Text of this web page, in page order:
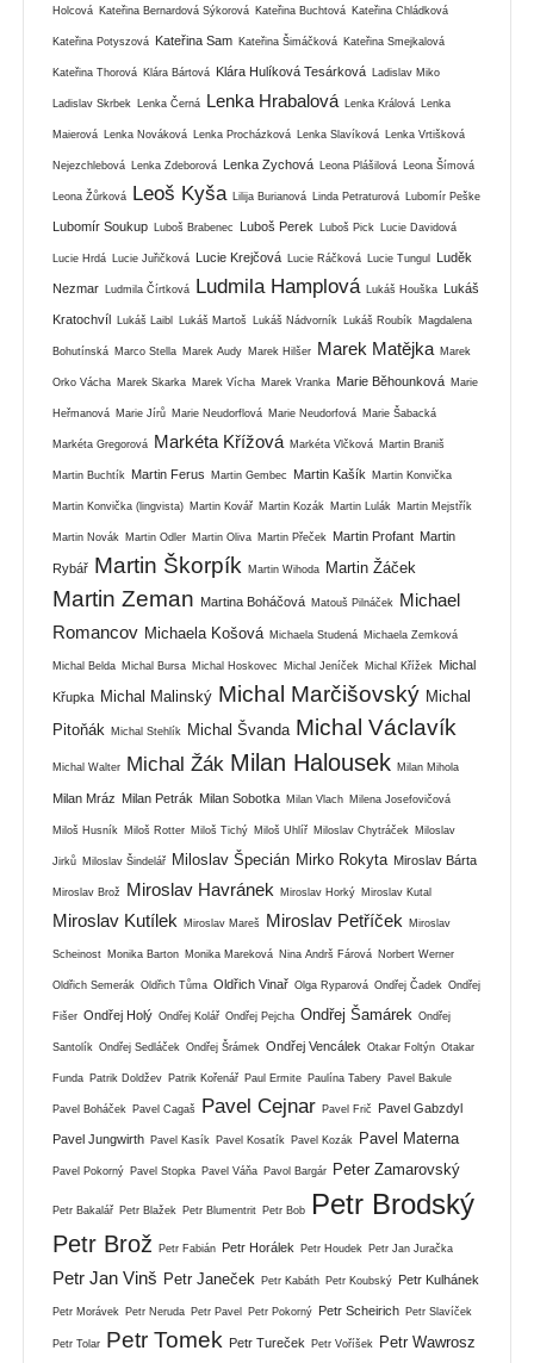
Holcová Kateřina Bernardová Sýkorová Kateřina Buchtová Kateřina Chládková
Kateřina Potyszová Kateřina Sam Kateřina Šimáčková Kateřina Smejkalová
Kateřina Thorová Klára Bártová Klára Hulíková Tesárková Ladislav Miko
Ladislav Skrbek Lenka Černá Lenka Hrabalová Lenka Králová Lenka
Maierová Lenka Nováková Lenka Procházková Lenka Slavíková Lenka Vrtišková
Nejezchlebová Lenka Zdeborová Lenka Zychová Leona Plášilová Leona Šímová
Leona Žůrková Leoš Kyša Lilija Burianová Linda Petraturová Lubomír Peške
Lubomír Soukup Luboš Brabenec Luboš Perek Luboš Pick Lucie Davidová
Lucie Hrdá Lucie Juřičková Lucie Krejčová Lucie Ráčková Lucie Tungul Luděk
Nezmar Ludmila Čírtková Ludmila Hamplová Lukáš Houška Lukáš
Kratochvíl Lukáš Laibl Lukáš Martoš Lukáš Nádvorník Lukáš Roubík Magdalena
Bohutínská Marco Stella Marek Audy Marek Hilšer Marek Matějka Marek
Orko Vácha Marek Skarka Marek Vícha Marek Vranka Marie Běhounková Marie
Heřmanová Marie Jírů Marie Neudorflová Marie Neudorfová Marie Šabacká
Markéta Gregorová Markéta Křížová Markéta Vlčková Martin Braniš
Martin Buchtík Martin Ferus Martin Gembec Martin Kašík Martin Konvička
Martin Konvička (lingvista) Martin Kovář Martin Kozák Martin Lulák Martin Mejstřík
Martin Novák Martin Odler Martin Oliva Martin Přeček Martin Profant Martin
Rybář Martin Škorpík Martin Wihoda Martin Žáček
Martin Zeman Martina Boháčová Matouš Pilnáček
Michael
Romancov Michaela Košová Michaela Studená Michaela Zemková
Michal Belda Michal Bursa Michal Hoskovec Michal Jeníček Michal Křížek Michal
Křupka Michal Malinský Michal Marčišovský Michal
Pitoňák
Michal Stehlík Michal Švanda Michal Václavík
Michal Walter Michal Žák Milan Halousek Milan Mihola
Milan Mráz Milan Petrák Milan Sobotka Milan Vlach Milena Josefovičová
Miloš Husník Miloš Rotter Miloš Tichý Miloš Uhlíř Miloslav Chytráček Miloslav
Jirků Miloslav Šindelář Miloslav Špecián Mirko Rokyta Miroslav Bárta
Miroslav Brož Miroslav Havránek Miroslav Horký Miroslav Kutal
Miroslav Kutílek Miroslav Mareš Miroslav Petříček Miroslav
Scheinost Monika Barton Monika Mareková Nina Andrš Fárová Norbert Werner
Oldřich Semerák Oldřich Tůma Oldřich Vinař Olga Ryparová Ondřej Čadek Ondřej
Fišer Ondřej Holý Ondřej Kolář Ondřej Pejcha Ondřej Šamárek Ondřej
Santolík Ondřej Sedláček Ondřej Šrámek Ondřej Vencálek Otakar Foltýn Otakar
Funda Patrik Doldžev Patrik Kořenář Paul Ermite Paulína Tabery Pavel Bakule
Pavel Boháček Pavel Cagaš Pavel Cejnar Pavel Frič Pavel Gabzdyl
Pavel Jungwirth Pavel Kasík Pavel Kosatík Pavel Kozák Pavel Materna
Pavel Pokorný Pavel Stopka Pavel Váňa Pavol Bargár Peter Zamarovský
Petr Bakalář Petr Blažek Petr Blumentrit Petr Bob Petr Brodský
Petr Brož Petr Fabián Petr Horálek Petr Houdek Petr Jan Juračka
Petr Jan Vinš Petr Janeček Petr Kabáth Petr Koubský Petr Kulhánek
Petr Morávek Petr Neruda Petr Pavel Petr Pokorný Petr Scheirich Petr Slavíček
Petr Tolar Petr Tomek Petr Tureček Petr Voříšek
Petr Wawrosz